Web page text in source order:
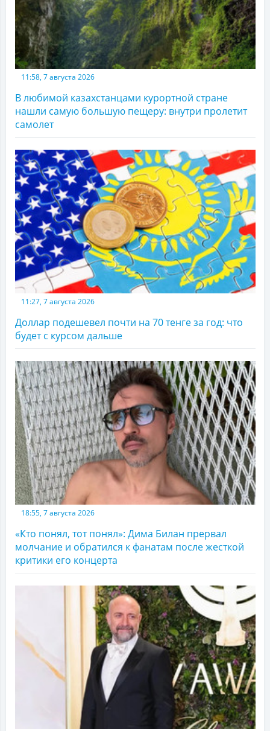
11:58, 7 августа 2026
В любимой казахстанцами курортной стране
нашли самую большую пещеру: внутри пролетит
самолет
11:27, 7 августа 2026
Доллар подешевел почти на 70 тенге за год: что
будет с курсом дальше
18:55, 7 августа 2026
«Кто понял, тот понял»: Дима Билан прервал
молчание и обратился к фанатам после жесткой
критики его концерта